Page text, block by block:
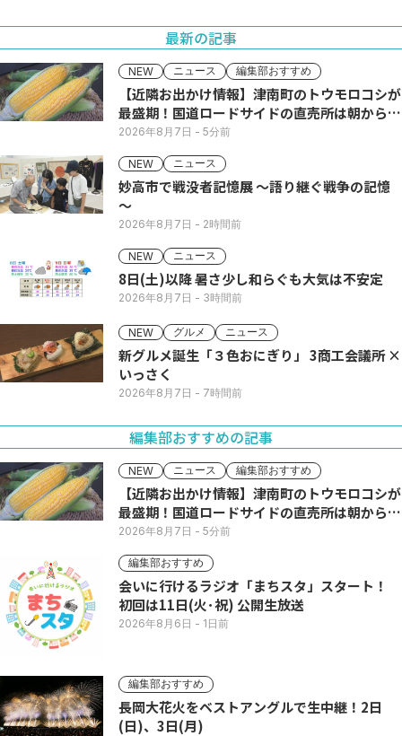
最新の記事
NEW ニュース 編集部おすすめ
【近隣お出かけ情報】津南町のトウモロコシが
最盛期！国道ロードサイドの直売所は朝から長
い列
2026年8月7日 - 5分前
NEW ニュース
妙高市で戦没者記憶展 ～語り継ぐ戦争の記憶
～
2026年8月7日 - 2時間前
NEW ニュース
8日(土)以降 暑さ少し和らぐも大気は不安定
2026年8月7日 - 3時間前
NEW グルメ ニュース
新グルメ誕生「３色おにぎり」 3商工会議所 ×
いっさく
2026年8月7日 - 7時間前
編集部おすすめの記事
NEW ニュース 編集部おすすめ
【近隣お出かけ情報】津南町のトウモロコシが
最盛期！国道ロードサイドの直売所は朝から長
い列
2026年8月7日 - 5分前
編集部おすすめ
会いに行けるラジオ「まちスタ」スタート！
初回は11日(火･祝) 公開生放送
2026年8月6日 - 1日前
編集部おすすめ
長岡大花火をベストアングルで生中継！2日
(日)、3日(月)